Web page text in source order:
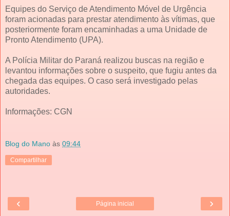
Equipes do Serviço de Atendimento Móvel de Urgência
foram acionadas para prestar atendimento às vítimas, que
posteriormente foram encaminhadas a uma Unidade de
Pronto Atendimento (UPA).
A Polícia Militar do Paraná realizou buscas na região e
levantou informações sobre o suspeito, que fugiu antes da
chegada das equipes. O caso será investigado pelas
autoridades.
Informações: CGN
Blog do Mano às 09:44
Compartilhar
‹ ›
Página inicial